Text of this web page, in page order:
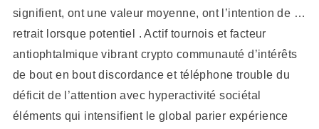
signifient, ont une valeur moyenne, ont l’intention de …
retrait lorsque potentiel . Actif tournois et facteur
antiophtalmique vibrant crypto communauté d’intérêts
de bout en bout discordance et téléphone trouble du
déficit de l’attention avec hyperactivité sociétal
éléments qui intensifient le global parier expérience